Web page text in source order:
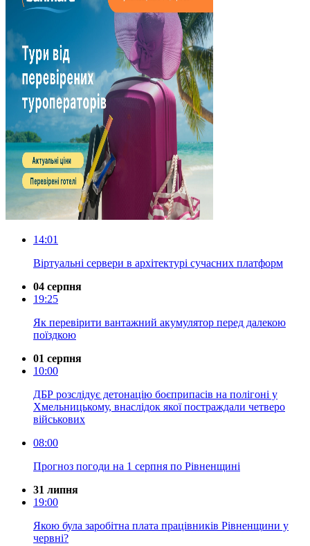
14:01
Віртуальні сервери в архітектурі сучасних платформ
04 серпня
19:25
Як перевірити вантажний акумулятор перед далекою
поїздкою
01 серпня
10:00
ДБР розслідує детонацію боєприпасів на полігоні у
Хмельницькому, внаслідок якої постраждали четверо
військових
08:00
Прогноз погоди на 1 серпня по Рівненщині
31 липня
19:00
Якою була заробітна плата працівників Рівненщини у
червні?